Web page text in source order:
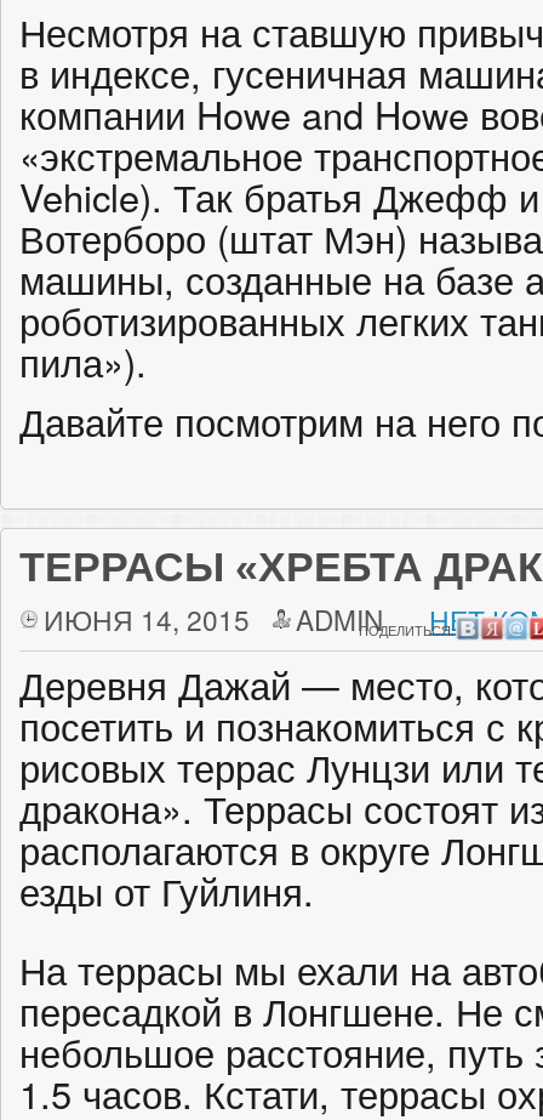
Несмотря на ставшую
в индексе, гусеничная
компании Howe and Howe
«экстремальное
Vehicle). Так братья Джефф
Вотерборо (штат Мэн)
машины, созданные на базе
роботизированных легких
пила»).
Давайте посмотрим на него
ТЕРРАСЫ «ХРЕБТА
ИЮНЯ 14, 2015 ADMIN НЕТ
ПОДЕЛИТЬСЯ:
Деревня Дажай — место,
посетить и познакомиться с
рисовых террас Лунцзи или
дракона». Террасы состоят
располагаются в округе
езды от Гуйлиня.
На террасы мы ехали на
пересадкой в Лонгшене. Не
небольшое расстояние,
1.5 часов. Кстати, террасы